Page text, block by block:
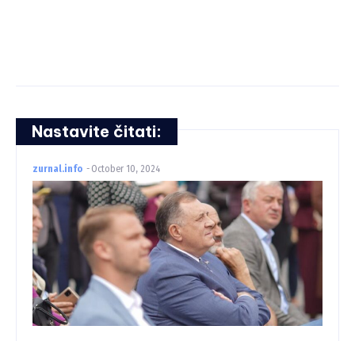
Nastavite čitati:
zurnal.info - October 10, 2024